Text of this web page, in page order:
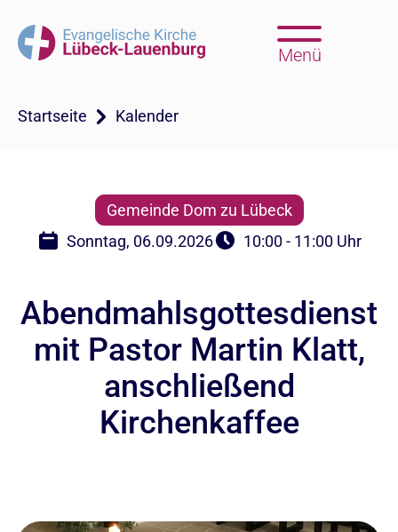
Menü
Startseite Kalender
Gemeinde Dom zu Lübeck
Sonntag, 06.09.2026
10:00 - 11:00 Uhr
Abendmahlsgottesdienst
mit Pastor Martin Klatt,
anschließend
Kirchenkaffee